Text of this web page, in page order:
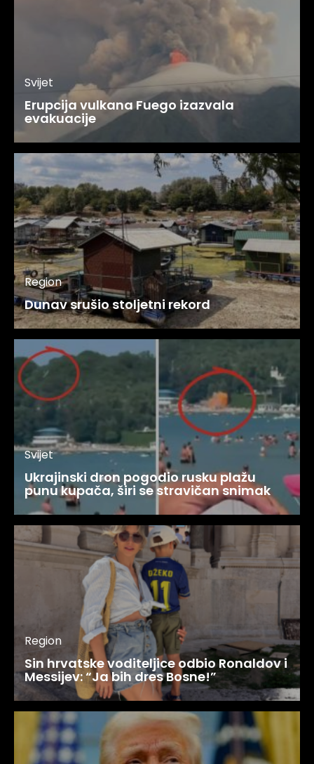
Svijet
Erupcija vulkana Fuego izazvala
evakuacije
Region
Dunav srušio stoljetni rekord
Svijet
Ukrajinski dron pogodio rusku plažu
punu kupača, širi se stravičan snimak
Region
Sin hrvatske voditeljice odbio Ronaldov i
Messijev: “Ja bih dres Bosne!”